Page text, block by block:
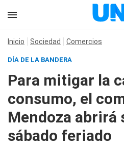
Inicio Sociedad Comercios
DÍA DE LA BANDERA
Para mitigar la
consumo, el
Mendoza abrirá
sábado feriado